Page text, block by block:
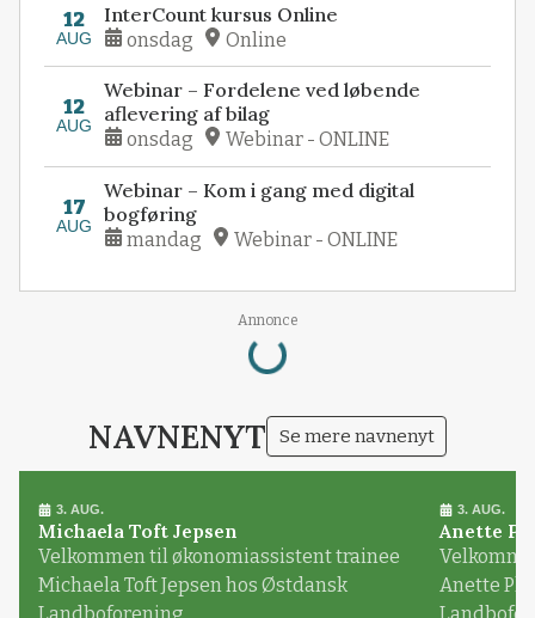
12
AUG
InterCount kursus Online
onsdag Online
12
AUG
Webinar – Fordelene ved løbende
aflevering af bilag
onsdag Webinar - ONLINE
17
AUG
Webinar – Kom i gang med digital
bogføring
mandag Webinar - ONLINE
Annonce
Loading...
NAVNENYT Se mere navnenyt
3. AUG.
Michaela Toft Jepsen
Velkommen til økonomiassistent trainee
Michaela Toft Jepsen hos Østdansk
3. AUG.
Anette
Anette